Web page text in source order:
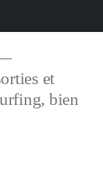
et
bien